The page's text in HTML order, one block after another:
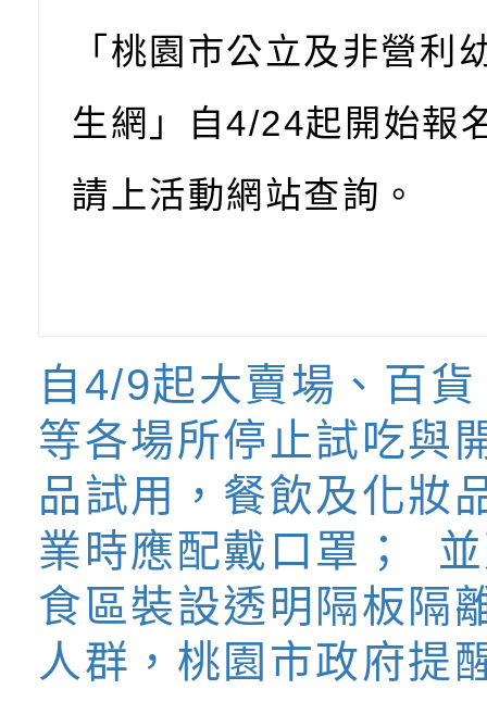
訊
辦理「115年度促進
緒學習知能研習」
檢送桃園市政府LED
字稿及LCD託播影片
函轉有關本府新聞
6月交通安全宣導標
份及道安宣導影像素
有關「115年各賣場
設置防災(颱)專區」
信誼基金會於6／27
童過敏免疫專家 林
講】親職講座
「小桃家6月課程資
約幸福生活-婚前教
坊」、「幸福婚姻系
座」、「2026開心
家庭好時光」海報
檢送桃園市政府LED
字稿及LCD託播影（
轉知財團法人天主教
立蘆葦啟智中心辦理
而立》蘆葦三十．創
成果分享會
有關桃園市桃園區西
學辦理115年度區域
充實方案：「視」
覺暫留創意應用與實
檢送桃園市政府LED
字稿及LCD託播影（
有關桃園市桃園區新
學辦理115年度區域
充實方案：「怪創劇
「學生申訴及再申訴
關事項
檢送行政院新聞傳播
「桃園市公立及非營利
生網」自4/24起開始報
請上活動網站查詢。
自4/9起大賣場、百
等各場所停止試吃與
品試用，餐飲及化妝
業時應配戴口罩；
食區裝設透明隔板隔
人群，桃園市政府提